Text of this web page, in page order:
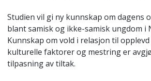
Studien vil gi ny kunnskap om dagens
blant samisk og ikke-samisk ungdom i
Kunnskap om vold i relasjon til
kulturelle faktorer og mestring er
tilpasning av tiltak.